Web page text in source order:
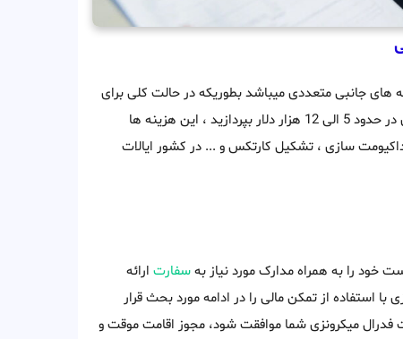
های جانبی متعددی میباشد بطوریکه در حالت کلی برای
گرفتن اقامت ایالات فدرال میکرونزی از طریق تمکن مالی باید هزینه ای در حدود 5 الی 12 هزار دلار بپردازید ، این هزینه ها
داکیومت سازی ، تشکیل کارتکس و ... در کشور ایالات
خود را به همراه مدارک مورد نیاز بهسفارت ارائه
استفاده از تمکن مالی را در ادامه مورد بحث قرار
فدرال میکرونزی شما موافقت شود، مجوز اقامت موقت و